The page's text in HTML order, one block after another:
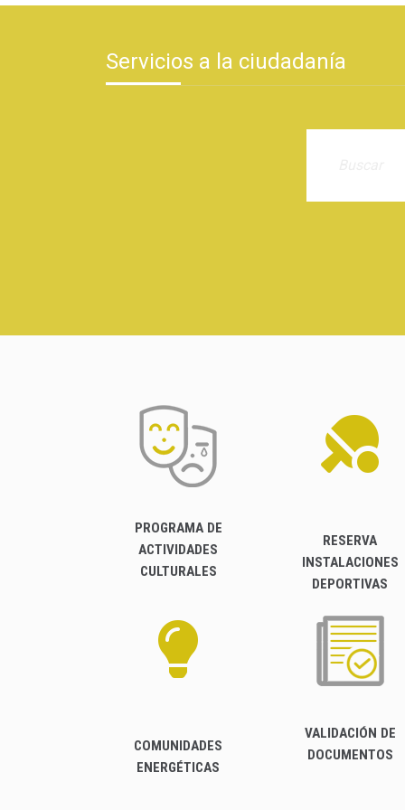
Servicios a la ciudadanía
PROGRAMA DE
ACTIVIDADES
CULTURALES
RESERVA
INSTALACIONES
DEPORTIVAS
COMUNIDADES
ENERGÉTICAS
VALIDACIÓN DE
DOCUMENTOS